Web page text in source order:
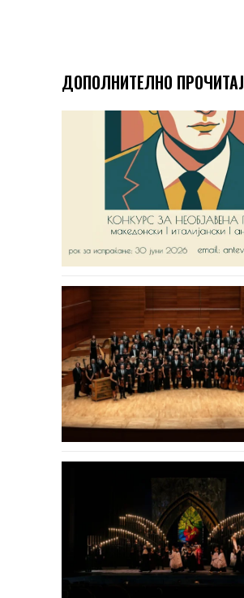
ДОПОЛНИТЕЛНО ПРОЧИТАЈ